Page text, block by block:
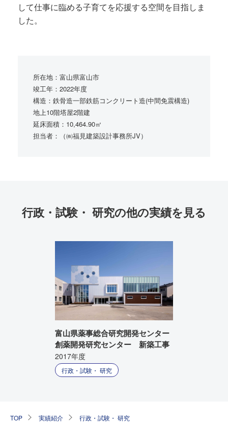
して仕事に臨める子育てを応援する空間を目指しま
した。
所在地：富山県富山市
竣工年：2022年度
構造：鉄骨造一部鉄筋コンクリート造(中間免震構造)
地上10階塔屋2階建
延床面積：10,464.90㎡
担当者：（㈱福見建築設計事務所JV）
行政・試験・ 研究の他の実績を見る
富山県薬事総合研究開発センター
創薬開発研究センター 新築工事
2017年度
行政・試験・ 研究
TOP 実績紹介
行政・試験・ 研究